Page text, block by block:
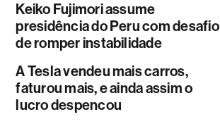
Keiko Fujimori assume
presidência do Peru com desafio
de romper instabilidade
A Tesla vendeu mais carros,
faturou mais, e ainda assim o
lucro despencou